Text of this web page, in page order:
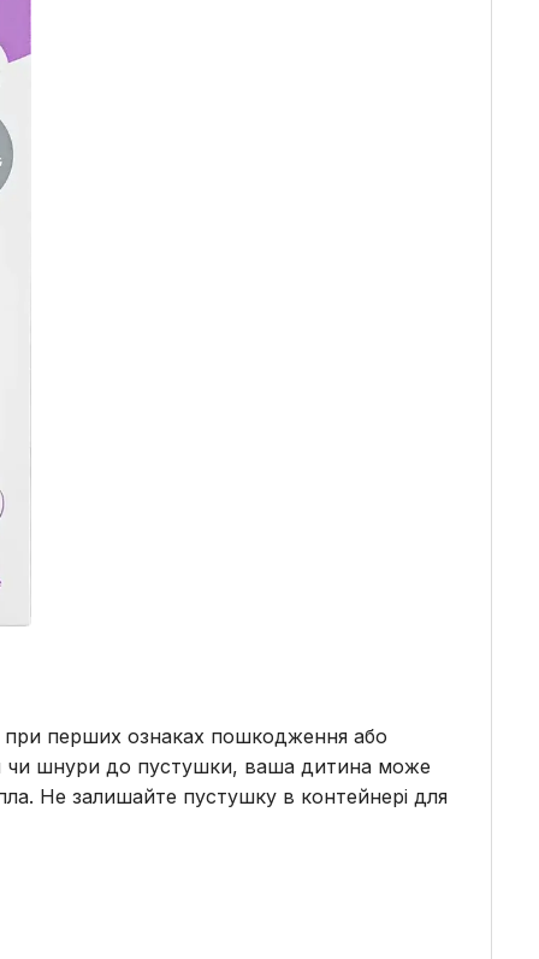
при перших ознаках пошкодження або
чи шнури до пустушки, ваша дитина може
Не залишайте пустушку в контейнері для